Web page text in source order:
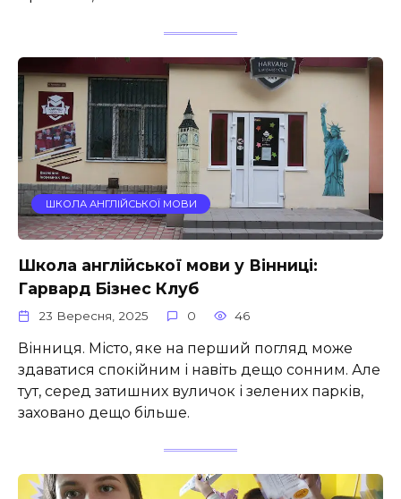
ШКОЛА АНГЛІЙСЬКОЇ МОВИ
Школа англійської мови у Вінниці:
Гарвард Бізнес Клуб
23 Вересня, 2025 0 46
Вінниця. Місто, яке на перший погляд може
здаватися спокійним і навіть дещо сонним. Але
тут, серед затишних вуличок і зелених парків,
заховано дещо більше.